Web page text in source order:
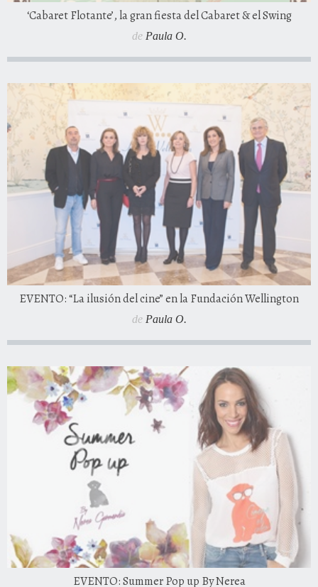
‘Cabaret Flotante’, la gran fiesta del Cabaret & el Swing
de Paula O.
EVENTO: “La ilusión del cine” en la Fundación Wellington
de Paula O.
EVENTO: Summer Pop up By Nerea